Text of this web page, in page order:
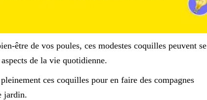
être de vos poules, ces modestes coquilles peuvent se
de la vie quotidienne.
ces coquilles pour en faire des compagnes
jardin.